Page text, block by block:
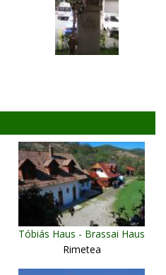
Tóbiás Haus - Brassai Haus
Rimetea